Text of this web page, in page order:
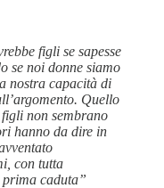
figli se sapesse
se noi donne siamo
nostra capacità di
Quello
figli non sembrano
hanno da dire in
con tutta
prima caduta”